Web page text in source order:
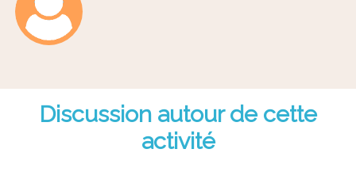
Discussion autour de cette
activité